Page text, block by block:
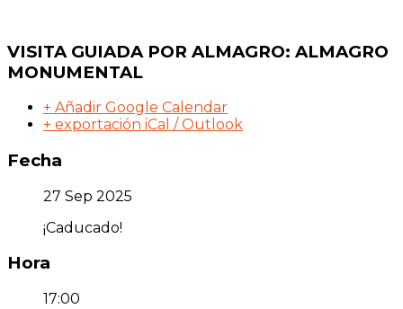
VISITA GUIADA POR ALMAGRO: ALMAGRO
MONUMENTAL
+ Añadir Google Calendar
+ exportación iCal / Outlook
Fecha
27 Sep 2025
¡Caducado!
Hora
17:00